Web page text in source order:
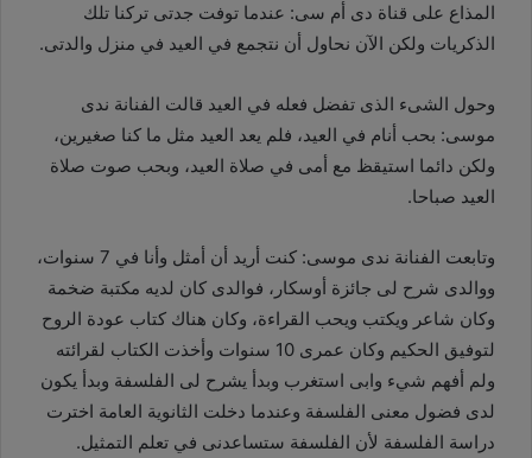
المذاع على قناة دى أم سى: عندما توفت جدتى تركنا تلك
الذكريات ولكن الآن نحاول أن نتجمع في العيد في منزل والدتى.
وحول الشىء الذى تفضل فعله في العيد قالت الفنانة ندى
موسى: بحب أنام في العيد، فلم يعد العيد مثل ما كنا صغيرين،
ولكن دائما استيقظ مع أمى في صلاة العيد، وبحب صوت صلاة
العيد صباحا.
وتابعت الفنانة ندى موسى: كنت أريد أن أمثل وأنا في 7 سنوات،
ووالدى شرح لى جائزة أوسكار، فوالدى كان لديه مكتبة ضخمة
وكان شاعر ويكتب ويحب القراءة، وكان هناك كتاب عودة الروح
لتوفيق الحكيم وكان عمرى 10 سنوات وأخذت الكتاب لقرائته
ولم أفهم شيء وابى استغرب وبدأ يشرح لى الفلسفة وبدأ يكون
لدى فضول معنى الفلسفة وعندما دخلت الثانوية العامة اخترت
دراسة الفلسفة لأن الفلسفة ستساعدنى في تعلم التمثيل.